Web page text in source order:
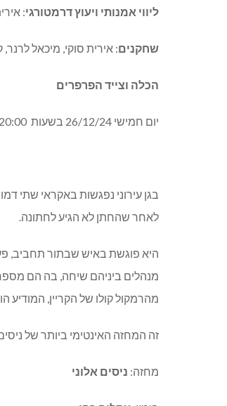
ליווי אמנותי ויעוץ דרמטורגי:
שחקנים: אירית סוקי, מיכאל לרנר,
הכלה וצייד הפרפרים
יום חמישי 26/12/24 בשעות 20:00 ,21:30
בגן עירוני נפגשות באקראי שתי
לאחר שהחתן לא הגיע לחתונה.
היא פוגשת באיש שבתור תחביב,
מנהלים ביניהם שיחה, בה הם
מהרמקול קולו של הקריין, המודיע
זה המחזה האינטימי ביותר של
מחזה: ניסים אלוני